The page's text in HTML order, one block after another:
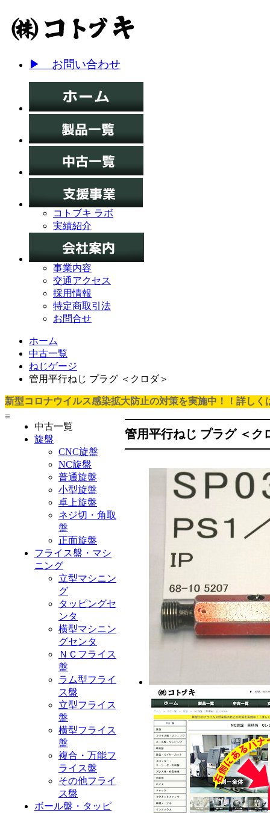
▶ お問い合わせ
コトブキ ラボ
実績紹介
事業内容
交通アクセス
採用情報
特定商取引法
お問合せ
ホーム
中古一覧
ねじゲージ
管用平行ねじ プラグ ＜クロダ＞
新型コロナウイルス感染拡大防止の対策を実施中！！詳しく
≡
中古一覧
旋盤
CNC旋盤
NC旋盤
普通旋盤
小型旋盤
卓上旋盤
ネジ切・角取
盤
正面旋盤
フライス盤・マシ
ニング
立型マシニン
グ
タッピングセ
ンタ
横型マシニン
グセンタ
ＮＣフライス
盤
ラム型フライ
ス盤
立型フライス
盤
横型フライス
盤
複合・万能フ
ライス盤
その他フライ
ス盤
ボール盤・タッピ
管用平行ねじ プラグ ＜ク